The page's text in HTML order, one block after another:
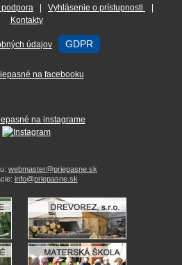
podpora Vyhlásenie o prístupnosti
Kontakty
údajov GDPR
na facebooku
na instagrame
webmaster@priepasne.sk
info@priepasne.sk